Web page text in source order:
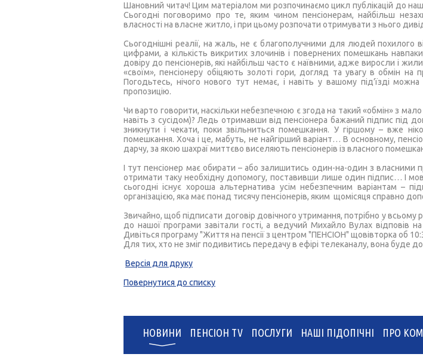
Шановний читач! Цим матеріалом ми розпочинаємо цикл публікацій до
Сьогодні поговоримо про те, яким чином пенсіонерам, найбільш
власності на власне житло, і при цьому розпочати отримувати з нього
Сьогоднішні реалії, на жаль, не є благополучними для людей похилого
цифрами, а кількість викритих злочинів і повернених помешкань
довіру до пенсіонерів, які найбільш часто є наївними, адже виросли і
«своїм», пенсіонеру обіцяють золоті гори, догляд та увагу в обмін на
Погодьтесь, нічого нового тут немає, і навіть у вашому під’їзді
пропозицію.
Чи варто говорити, наскільки небезпечною є згода на такий «обмін» з
навіть з сусідом)? Ледь отримавши від пенсіонера бажаний підпис
зникнути і чекати, поки звільниться помешкання. У гіршому – вже
помешкання. Хоча і це, мабуть, не найгірший варіант… В основному,
дарчу, за якою шахраї миттєво виселяють пенсіонерів із власного
І тут пенсіонер має обирати – або залишитись один-на-один з
отримати таку необхідну допомогу, поставивши лише один підпис… І
сьогодні існує хороша альтернатива усім небезпечним варіантам –
організацією, яка має понад тисячу пенсіонерів, яким щомісяця справно
Звичайно, щоб підписати договір довічного утримання, потрібно у
до нашої програми завітали гості, а ведучий Михайло Вулах відповів
Дивіться програму "Життя на пенсії з центром "ПЕНСІОН" щовівторка об
Для тих, хто не зміг подивитись передачу в ефірі телеканалу, вона буде
Версія для друку
Повернутися до списку
НОВИНИ ПЕНСІОН TV ПОСЛУГИ НАШІ ПІДОПІЧНІ ПРО